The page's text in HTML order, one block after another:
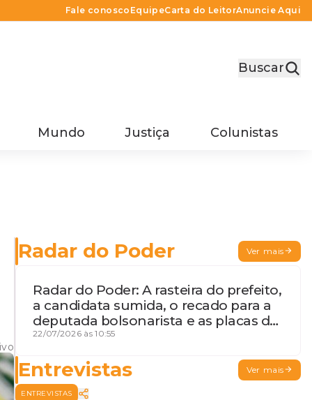
Fale conosco EquipeCarta do LeitorAnuncie Aqui
Buscar
Mundo Justiça Colunistas
Radar do Poder Ver mais
Radar do Poder: A rasteira do prefeito,
a candidata sumida, o recado para a
deputada bolsonarista e as placas da
discórdia
22/07/2026 às 10:55
Entrevistas Ver mais
ENTREVISTAS